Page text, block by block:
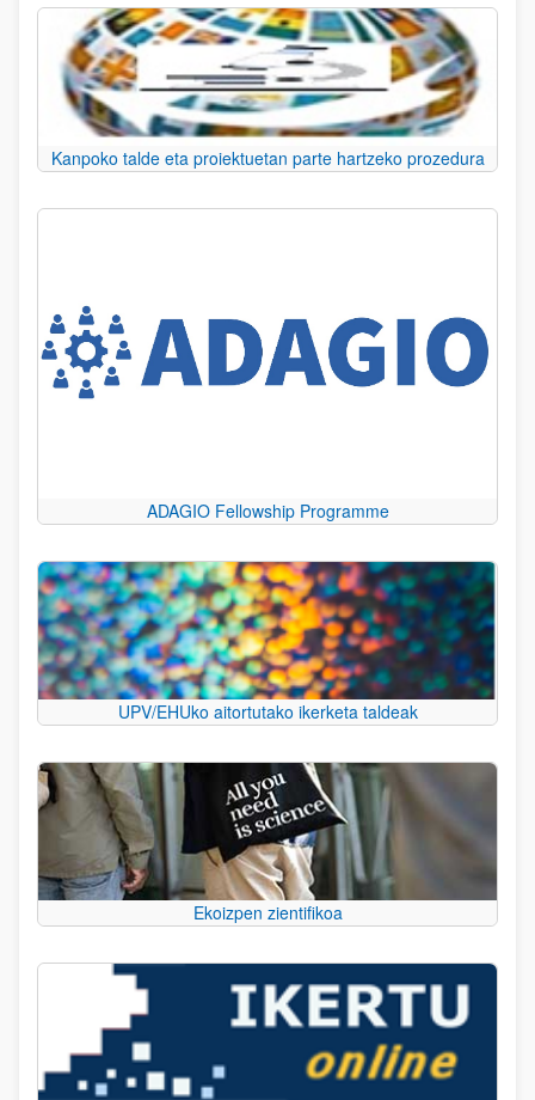
Kanpoko talde eta proiektuetan parte hartzeko prozedura
ADAGIO Fellowship Programme
UPV/EHUko aitortutako ikerketa taldeak
Ekoizpen zientifikoa